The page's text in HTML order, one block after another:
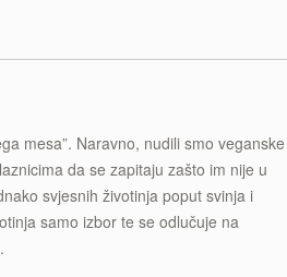
mesa”. Naravno, nudili smo veganske
da se zapitaju zašto im nije u
svjesnih životinja poput svinja i
samo izbor te se odlučuje na